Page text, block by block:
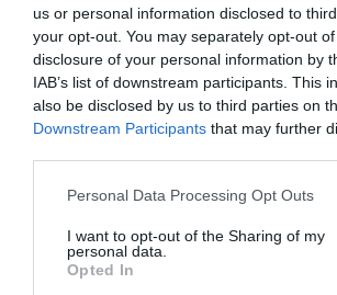
us or personal information disclosed to
your opt-out. You may separately opt-out
disclosure of your personal information by
IAB’s list of downstream participants. This
also be disclosed by us to third parties on
Downstream Participants that may further
Personal Data Processing Opt Outs
I want to opt-out of the Sharing of my
personal data.
Opted In
Μακμπέθ, της
Ευαγγελάτου με
Καρυοφυλλιά
Καραμπέτη στο
Θέατρο Βασιλάκου
32οι